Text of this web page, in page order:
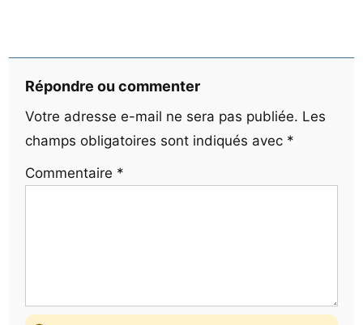
Répondre ou commenter
Votre adresse e-mail ne sera pas publiée. Les
champs obligatoires sont indiqués avec *
Commentaire *